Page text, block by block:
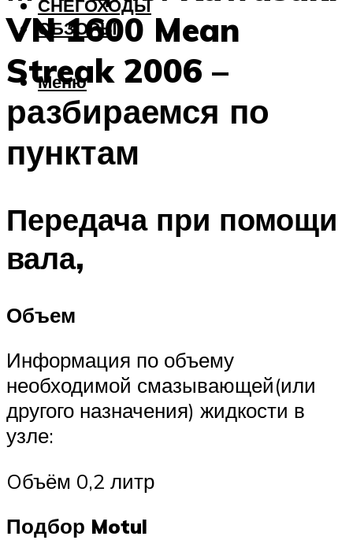
СНЕГОХОДЫ
ОБЗОРЫ
Меню
VN 1600 Mean
Streak 2006 –
разбираемся по
пунктам
Передача при помощи
вала,
Объем
Информация по объему
необходимой смазывающей(или
другого назначения) жидкости в
узле:
Oбъём 0,2 литр
Подбор Motul